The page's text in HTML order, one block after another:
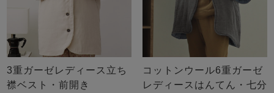
3重ガーゼレディース立ち
襟ベスト・前開き
コットンウール6重ガーゼ
レディースはんてん・七分